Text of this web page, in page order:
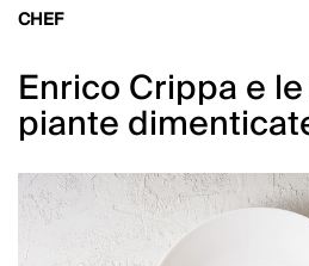
CHEF
Enrico Crippa e
piante